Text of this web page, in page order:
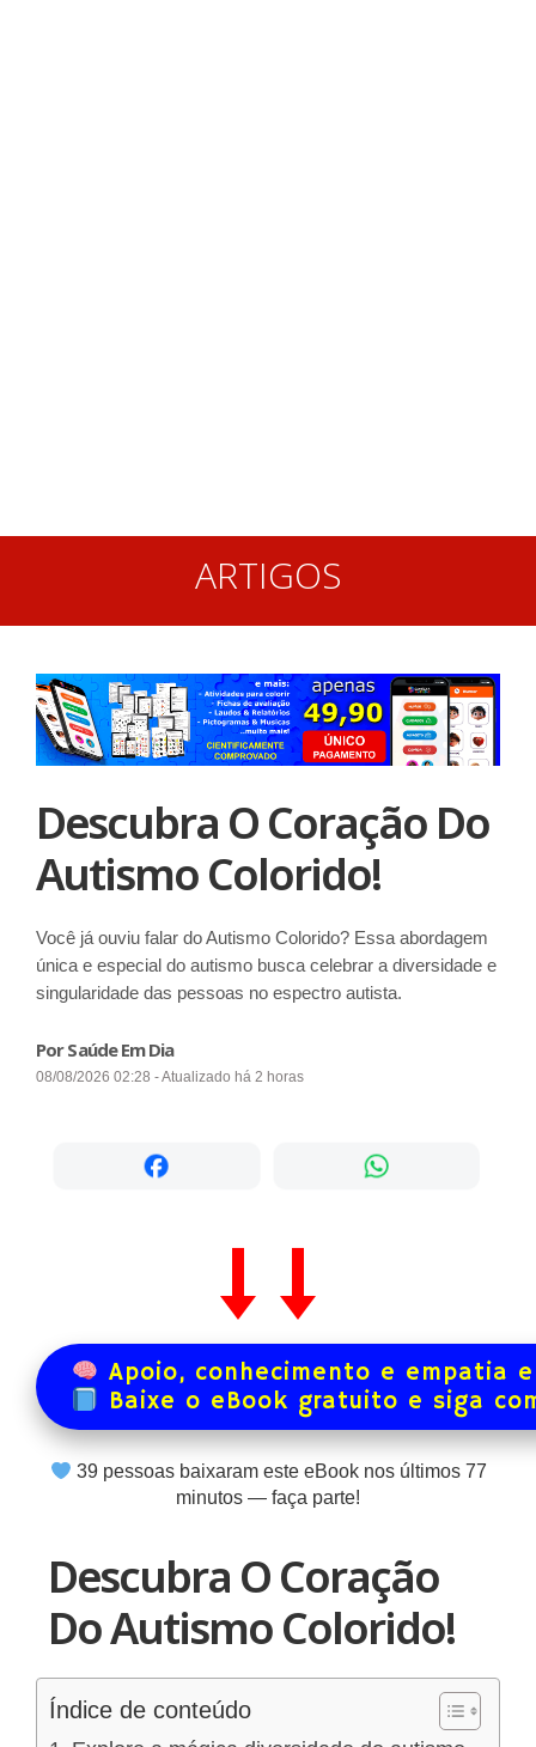
ARTIGOS
Descubra O Coração Do
Autismo Colorido!
Você já ouviu falar do Autismo Colorido? Essa abordagem
única e especial do autismo busca celebrar a diversidade e
singularidade das pessoas no espectro autista.
Por Saúde Em Dia
08/08/2026 02:28 - Atualizado há 2 horas
Apoio, conhecimento e empatia
Baixe o eBook gratuito e siga
40 pessoas baixaram este eBook nos últimos 77
minutos — faça parte!
Descubra O Coração
Do Autismo Colorido!
Índice de conteúdo